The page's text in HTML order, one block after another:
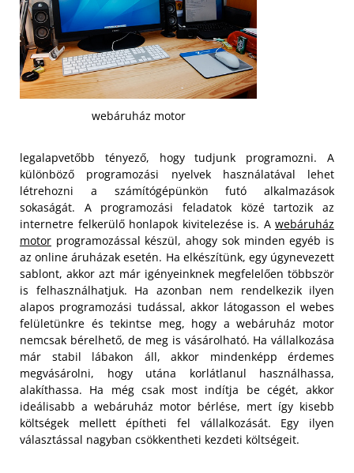
webáruház motor
legalapvetőbb tényező, hogy tudjunk programozni. A
különböző programozási nyelvek használatával lehet
létrehozni a számítógépünkön futó alkalmazások
sokaságát. A programozási feladatok közé tartozik az
internetre felkerülő honlapok kivitelezése is. A webáruház
motor programozással készül, ahogy sok minden egyéb is
az online áruházak esetén. Ha elkészítünk, egy úgynevezett
sablont, akkor azt már igényeinknek megfelelően többször
is felhasználhatjuk. Ha azonban nem rendelkezik ilyen
alapos programozási tudással, akkor látogasson el webes
felületünkre és tekintse meg, hogy a webáruház motor
nemcsak bérelhető, de meg is vásárolható. Ha vállalkozása
már stabil lábakon áll, akkor mindenképp érdemes
megvásárolni, hogy utána korlátlanul használhassa,
alakíthassa. Ha még csak most indítja be cégét, akkor
ideálisabb a webáruház motor bérlése, mert így kisebb
költségek mellett építheti fel vállalkozását. Egy ilyen
választással nagyban csökkentheti kezdeti költségeit.